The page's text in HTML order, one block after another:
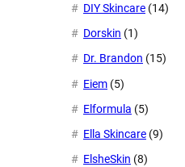
DIY Skincare (14)
Dorskin (1)
Dr. Brandon (15)
Eiem (5)
Elformula (5)
Ella Skincare (9)
ElsheSkin (8)